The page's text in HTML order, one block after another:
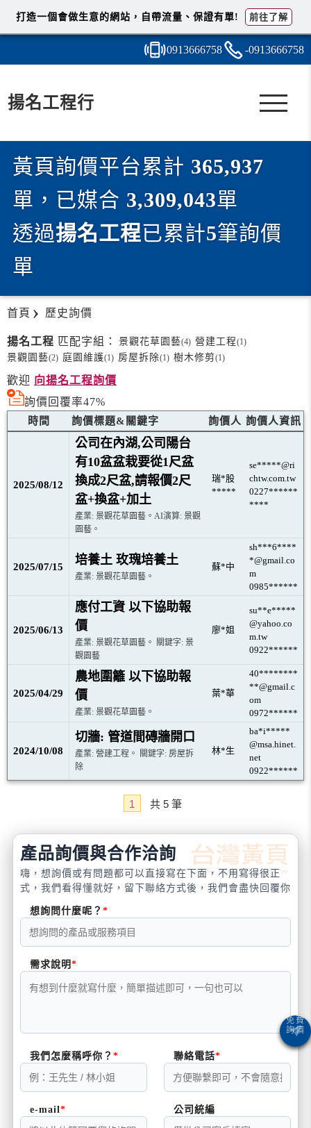
0913666758 -0913666758
揚名工程行
黃頁詢價平台累計 365,937
單，已媒合 3,309,043單
透過揚名工程已累計5筆詢價
單
首頁 歷史詢價
揚名工程 匹配字組： 景觀花草園藝(4) 營建工程(1)
景觀園藝(2) 庭園維護(1) 房屋拆除(1) 樹木修剪(1)
歡迎 向揚名工程詢價
詢價回覆率47%
時間 詢價標題&關鍵字 詢價人 詢價人資訊
2025/08/12
公司在內湖,公司陽台
有10盆盆栽要從1尺盆
換成2尺盆,請報價2尺
盆+換盆+加土
產業: 景觀花草園藝。AI演算: 景觀
園藝。
瑞*股
*****
se*****@ri
chtw.com.tw
0227******
****
2025/07/15 培養土 玫瑰培養土
產業: 景觀花草園藝。
蘇*中
sh***6****
*@gmail.co
m
0985******
2025/06/13
應付工資 以下協助報
價
產業: 景觀花草園藝。 關鍵字: 景
觀園藝
廖*姐
su**e*****
@yahoo.co
m.tw
0922******
2025/04/29
農地圍籬 以下協助報
價
產業: 景觀花草園藝。
葉*華
40********
**@gmail.c
om
0972******
2024/10/08
切牆: 管道間磚牆開口
產業: 營建工程。 關鍵字: 房屋拆
除
林*生
ba*i*****
@msa.hinet.
net
0922******
1 共 5 筆
產品詢價與合作洽詢
嗨，想詢價或有問題都可以直接寫在下面，不用寫得很正
式，我們看得懂就好，留下聯絡方式後，我們會盡快回覆你
想詢問什麼呢？
需求說明
我們怎麼稱呼你？ 聯絡電話
e-mail 公司統編
打造一個會做生意的網站，自帶流量、保證有單! 前往了解